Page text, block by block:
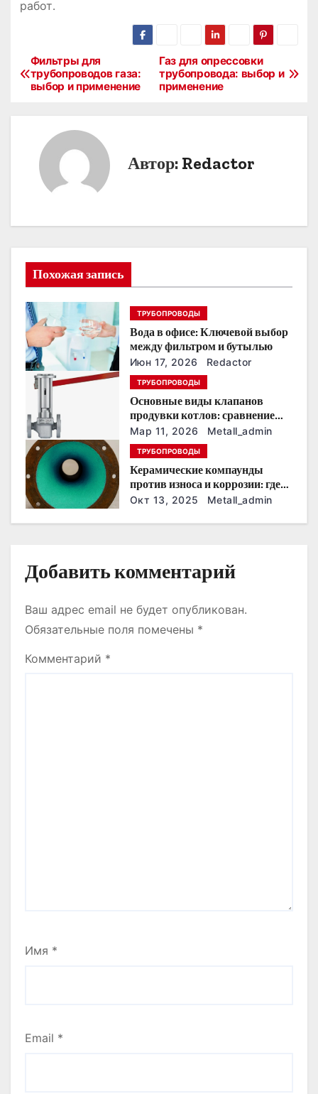
работ․
Н
и
я
п
о
а
п
и
с
я
Газ для опрессовки
трубопровода: выбор и
применение
Фильтры для
трубопроводов газа:
выбор и применение
Автор: Redactor
Похожая запись
ТРУБОПРОВОДЫ
Вода в офисе: Ключевой выбор
между фильтром и бутылью
Июн 17, 2026 Redactor
ТРУБОПРОВОДЫ
Основные виды клапанов
продувки котлов: сравнение
устройств и характеристик
Мар 11, 2026 Metall_admin
ТРУБОПРОВОДЫ
Керамические компаунды
против износа и коррозии: где
они работают эффективнее
Окт 13, 2025 Metall_admin
Добавить комментарий
Ваш адрес email не будет опубликован.
Обязательные поля помечены *
Комментарий *
Имя *
Email *